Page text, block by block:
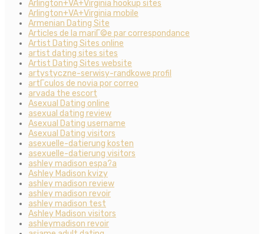
Arlington+VA+Virginia hookup sites
Arlington+VA+Virginia mobile
Armenian Dating Site
Articles de la mariГ©e par correspondance
Artist Dating Sites online
artist dating sites sites
Artist Dating Sites website
artystyczne-serwisy-randkowe profil
artГ­culos de novia por correo
arvada the escort
Asexual Dating online
asexual dating review
Asexual Dating username
Asexual Dating visitors
asexuelle-datierung kosten
asexuelle-datierung visitors
ashley madison espa?a
Ashley Madison kvizy
ashley madison review
ashley madison revoir
ashley madison test
Ashley Madison visitors
ashleymadison revoir